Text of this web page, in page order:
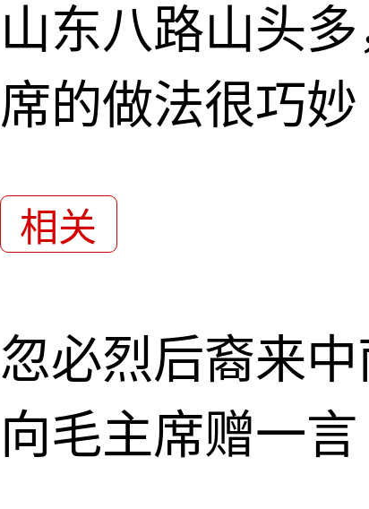
山东八路山头
席的做法很巧妙
相关
忽必烈后裔来
向毛主席赠一言